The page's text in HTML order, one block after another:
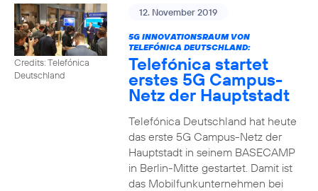
Credits: Telefónica
Deutschland
12. November 2019
5G INNOVATIONSRAUM VON
TELEFÓNICA DEUTSCHLAND:
Telefónica startet
erstes 5G Campus-
Netz der Hauptstadt
Telefónica Deutschland hat heute
das erste 5G Campus-Netz der
Hauptstadt in seinem BASECAMP
in Berlin-Mitte gestartet. Damit ist
das Mobilfunkunternehmen bei